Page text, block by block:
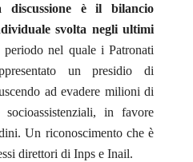
discussione è il bilancio
svolta negli ultimi
periodo nel quale i Patronati
un presidio di
ad evadere milioni di
in favore
Un riconoscimento che è
direttori di Inps e Inail.